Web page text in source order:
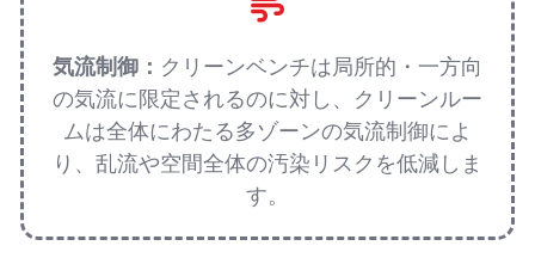
気流制御： クリーンベンチは局所的・一方向
の気流に限定されるのに対し、クリーンルー
ムは全体にわたる多ゾーンの気流制御によ
り、乱流や空間全体の汚染リスクを低減しま
す。